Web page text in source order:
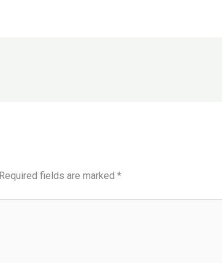
Required fields are marked *